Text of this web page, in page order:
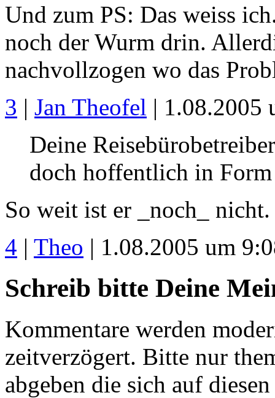
Und zum PS: Das weiss
noch der Wurm drin.
nachvollzogen wo das
3 | Jan Theofel | 1.08.2005
Deine
doch hoffentlich in
So weit ist er _noch_ nicht.
4 | Theo | 1.08.2005 um
Schreib bitte Deine
Kommentare werden
zeitverzögert. Bitte nur
abgeben die sich auf